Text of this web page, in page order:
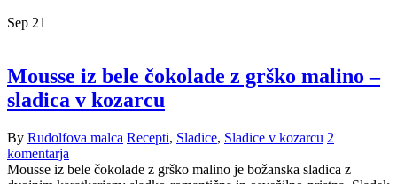
Sep 21
Mousse iz bele čokolade z grško malino –
sladica v kozarcu
By Rudolfova malca Recepti, Sladice, Sladice v kozarcu 2
komentarja
Mousse iz bele čokolade z grško malino je božanska sladica z